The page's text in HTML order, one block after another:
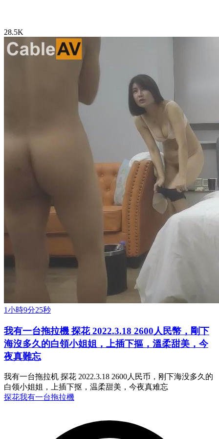
28.5K
1小時9分25秒
我有一台拖拉機 探花 2022.3.18 2600人民幣，剛下
海沒多久的白領小姐姐，上插下摳，溫柔甜美，今
夜真難忘
我有一台拖拉机 探花 2022.3.18 2600人民币，刚下海没多久的
白领小姐姐，上插下抠，温柔甜美，今夜真难忘
探花我有一台拖拉機